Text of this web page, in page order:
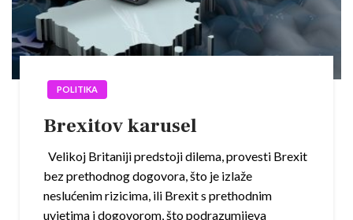
POLITIKA
Brexitov karusel
Velikoj Britaniji predstoji dilema, provesti Brexit
bez prethodnog dogovora, što je izlaže
neslućenim rizicima, ili Brexit s prethodnim
uvjetima i dogovorom, što podrazumijeva